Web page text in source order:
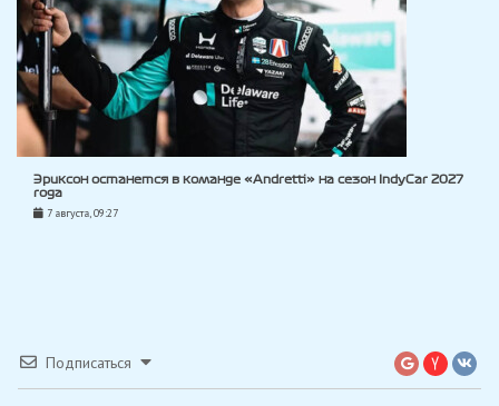
Эриксон останется в команде «Andretti» на сезон IndyCar 2027
года
7 августа, 09:27
Подписаться